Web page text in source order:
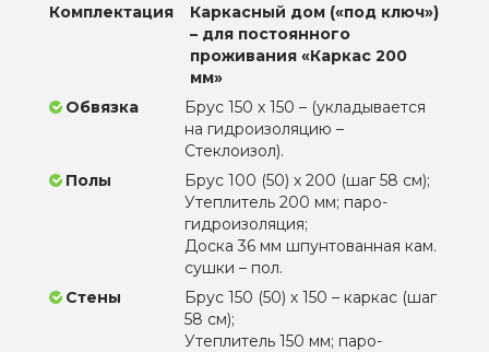
Комплектация
Каркасный дом («под ключ»)
– для постоянного
проживания «Каркас 200
мм»
Обвязка
Брус 150 х 150 – (укладывается
на гидроизоляцию –
Стеклоизол).
Полы
Брус 100 (50) х 200 (шаг 58 см);
Утеплитель 200 мм; паро-
гидроизоляция;
Доска 36 мм шпунтованная кам.
сушки – пол.
Стены
Брус 150 (50) х 150 – каркас (шаг
58 см);
Утеплитель 150 мм; паро-